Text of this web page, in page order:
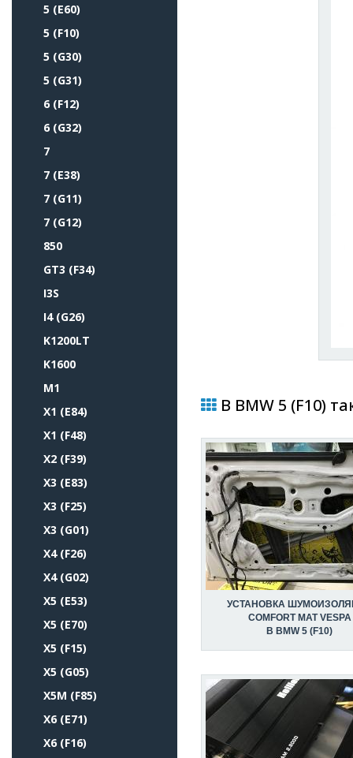
5 (E60)
5 (F10)
5 (G30)
5 (G31)
6 (F12)
6 (G32)
7
7 (E38)
7 (G11)
7 (G12)
850
GT3 (F34)
I3S
I4 (G26)
K1200LT
K1600
M1
X1 (E84)
X1 (F48)
X2 (F39)
X3 (E83)
X3 (F25)
X3 (G01)
X4 (F26)
X4 (G02)
X5 (E53)
X5 (E70)
X5 (F15)
X5 (G05)
X5M (F85)
X6 (E71)
X6 (F16)
В BMW 5 (F10)
УСТАНОВКА
COMFORT MAT VESPA
В BMW 5 (F10)